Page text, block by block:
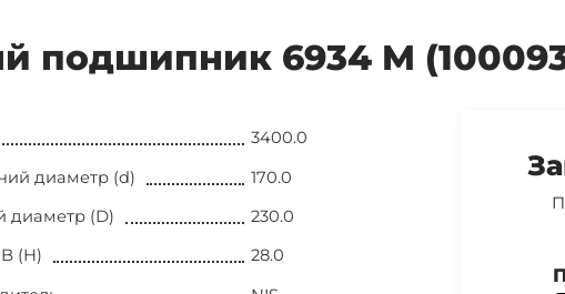
подшипник 6934 M
3400.0
диаметр (d)
170.0
диаметр (D)
230.0
(H)
28.0